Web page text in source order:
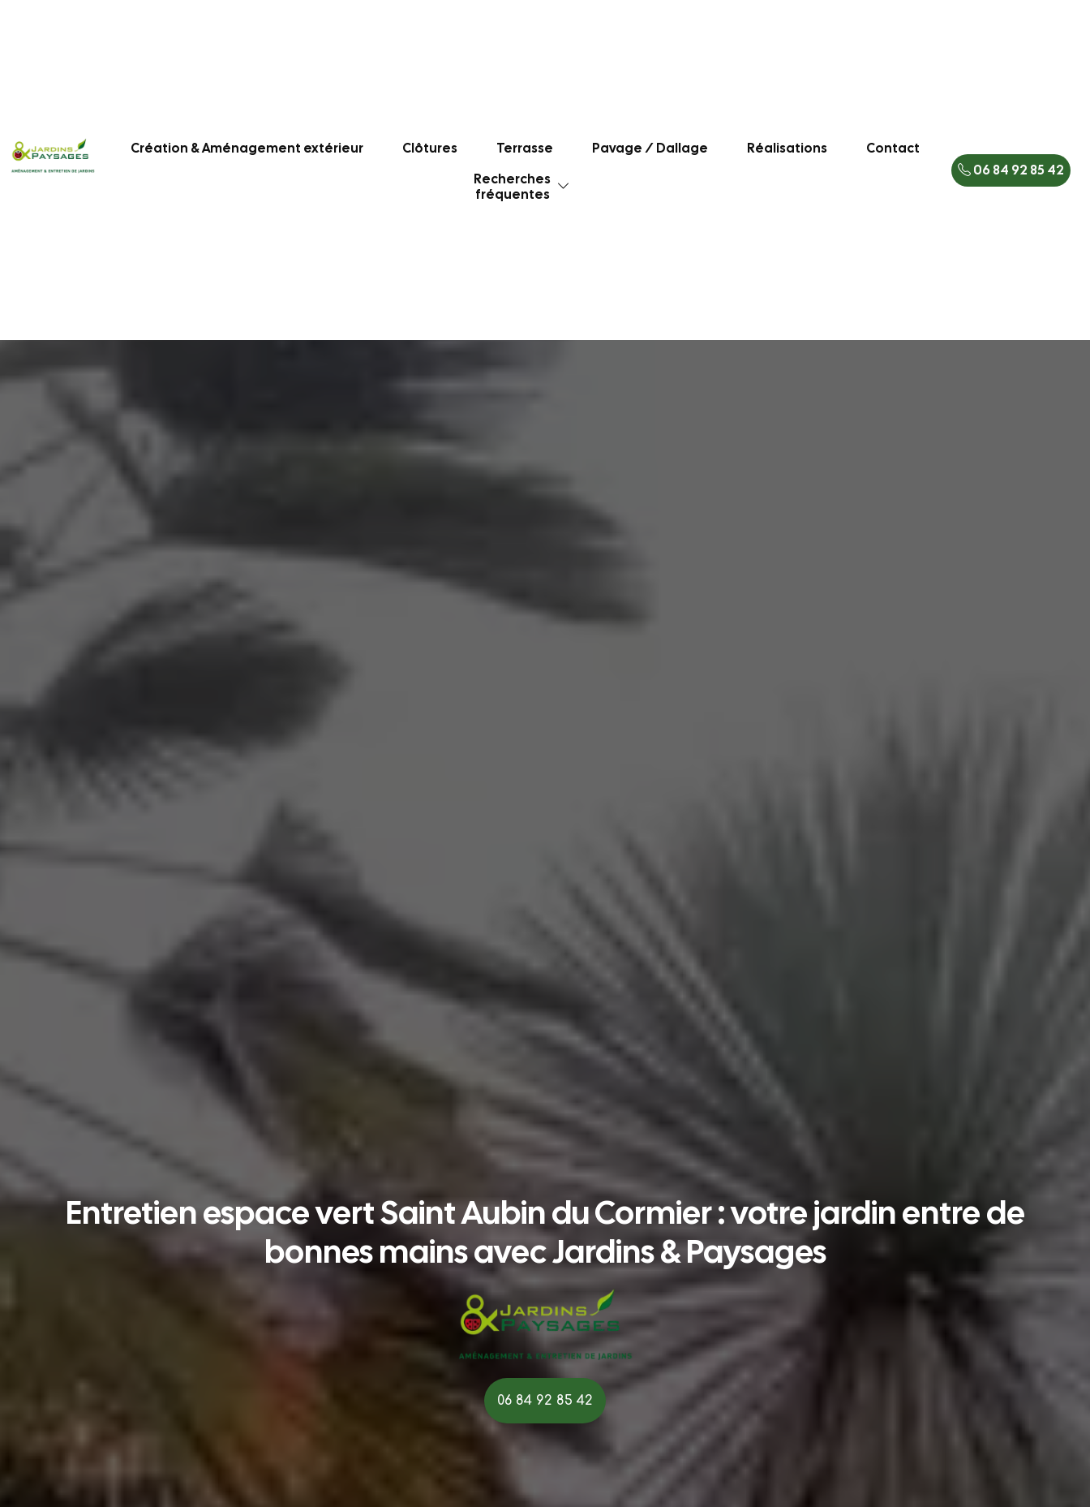
Création & Aménagement extérieur Clôtures Terrasse Pavage / Dallage Réalisations
Contact
Recherches
fréquentes
06 84 92 85 42
Entretien espace vert Saint Aubin du Cormier : votre jardin entre de
bonnes mains avec Jardins & Paysages
06 84 92 85 42